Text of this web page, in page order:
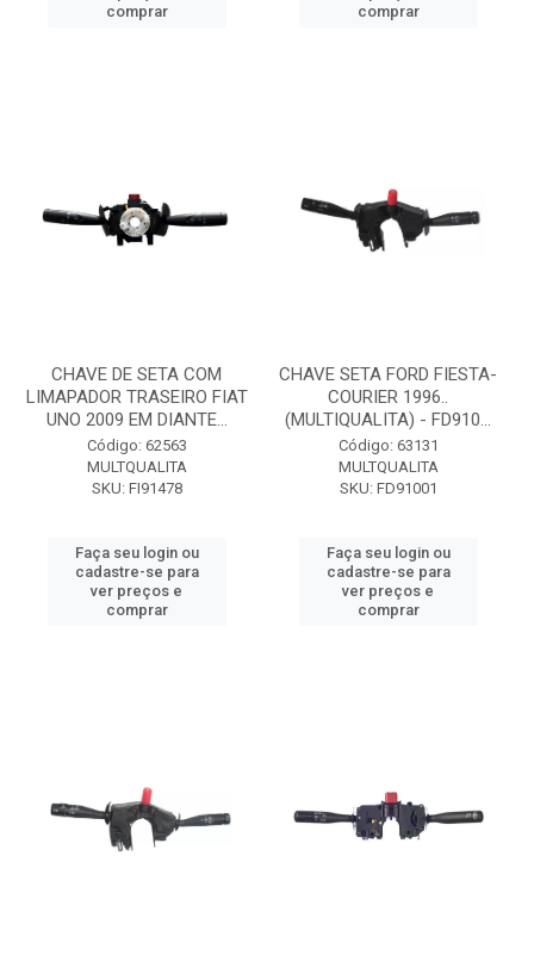
comprar
comprar
CHAVE DE SETA COM
LIMAPADOR TRASEIRO FIAT
UNO 2009 EM DIANTE...
Código: 62563
MULTQUALITA
SKU: FI91478
Faça seu login ou
cadastre-se para
ver preços e
comprar
CHAVE SETA FORD FIESTA-
COURIER 1996..
(MULTIQUALITA) - FD910...
Código: 63131
MULTQUALITA
SKU: FD91001
Faça seu login ou
cadastre-se para
ver preços e
comprar